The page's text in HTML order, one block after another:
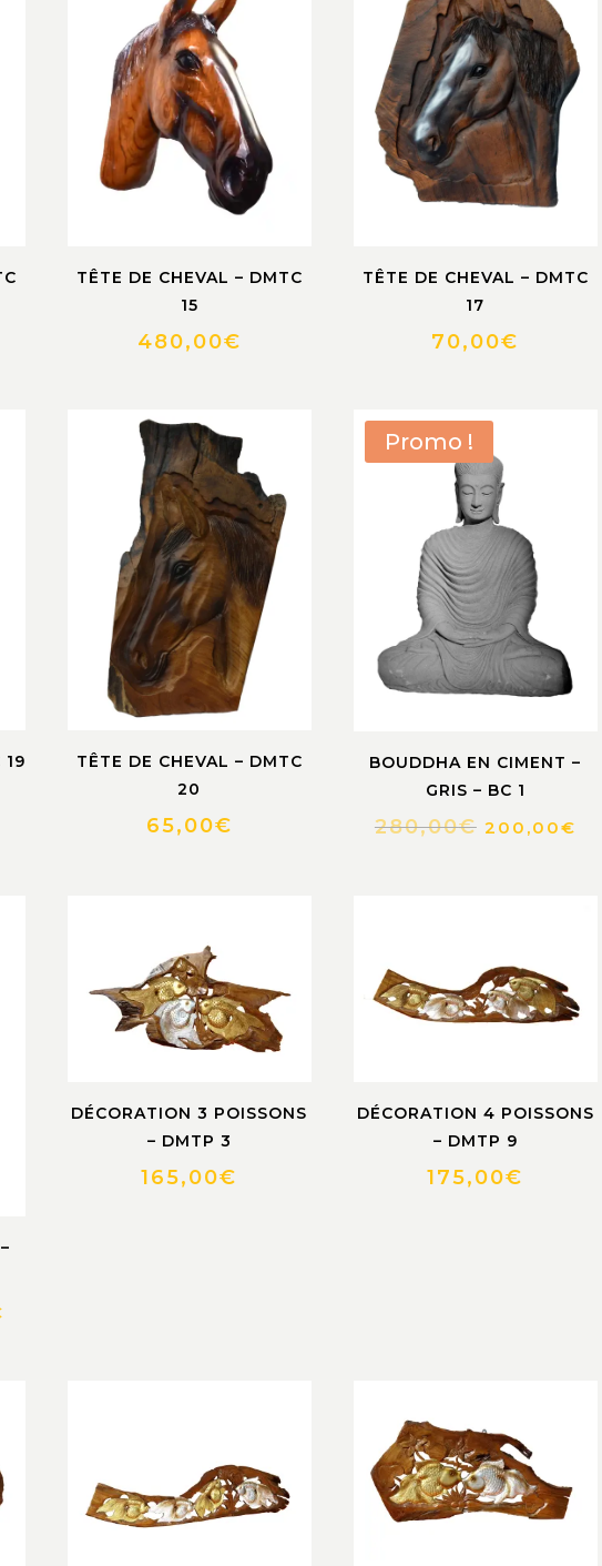
TÊTE DE CHEVAL – DMTC
15
480,00€
TÊTE DE CHEVAL – DMTC
17
70,00€
19
TÊTE DE CHEVAL – DMTC
20
65,00€
Promo !
BOUDDHA EN CIMENT –
GRIS – BC 1
280,00€ 200,00€
DÉCORATION 3 POISSONS
– DMTP 3
165,00€
DÉCORATION 4 POISSONS
– DMTP 9
175,00€